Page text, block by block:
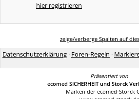
hier registrieren
zeige/verberge Spalten auf
Datenschutzerklärung · Foren-Regeln ·
Präsentiert von
ecomed SICHERHEIT und Storck
Marken der ecomed-Storck